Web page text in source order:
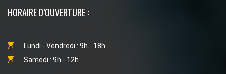
HORAIRE D’OUVERTURE :
Lundi - Vendredi : 9h - 18h
Samedi : 9h - 12h